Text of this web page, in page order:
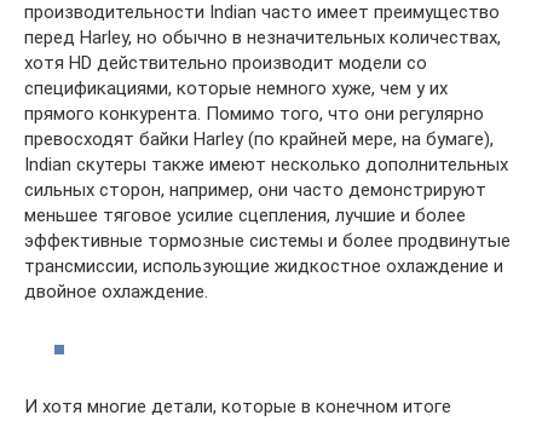
производительности Indian часто имеет преимущество
перед Harley, но обычно в незначительных количествах,
хотя HD действительно производит модели со
спецификациями, которые немного хуже, чем у их
прямого конкурента. Помимо того, что они регулярно
превосходят байки Harley (по крайней мере, на бумаге),
Indian скутеры также имеют несколько дополнительных
сильных сторон, например, они часто демонстрируют
меньшее тяговое усилие сцепления, лучшие и более
эффективные тормозные системы и более продвинутые
трансмиссии, использующие жидкостное охлаждение и
двойное охлаждение.
И хотя многие детали, которые в конечном итоге